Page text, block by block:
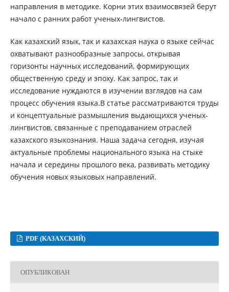
направления в методике. Корни этих взаимосвязей берут
начало с ранних работ ученых-лингвистов.
Как казахский язык, так и казахская наука о языке сейчас
охватывают разнообразные запросы, открывая
горизонты научных исследований, формирующих
общественную среду и эпоху. Как запрос, так и
исследование нуждаются в изучении взглядов на сам
процесс обучения языка.В статье рассматриваются труды
и концептуальные размышления выдающихся ученых-
лингвистов, связанные с преподаванием отраслей
казахского языкознания. Наша задача сегодня, изучая
актуальные проблемы национального языка на стыке
начала и середины прошлого века, развивать методику
обучения новых языковых направлений.
PDF (КАЗАХСКИЙ)
ОПУБЛИКОВАН